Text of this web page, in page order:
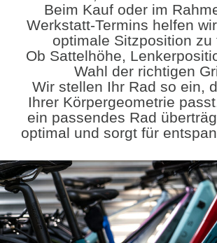
Beim Kauf oder im
Werkstatt-Termins helfen
optimale Sitzposition zu
Ob Sattelhöhe,
Wahl der richtigen
Wir stellen Ihr Rad so ein,
Ihrer Körpergeometrie
ein passendes Rad
optimal und sorgt für